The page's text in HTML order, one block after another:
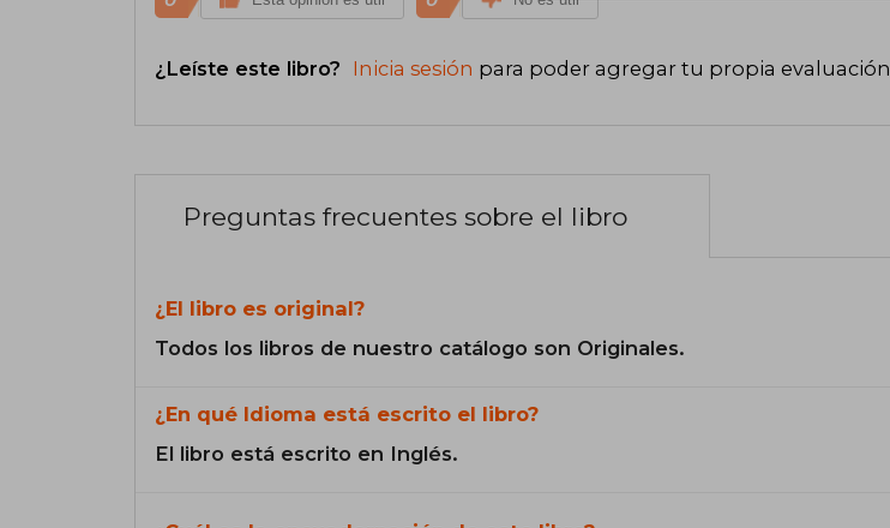
¿Leíste este libro? Inicia sesión para poder agregar tu propia evaluación
Preguntas frecuentes sobre el libro
¿El libro es original?
Todos los libros de nuestro catálogo son Originales.
¿En qué Idioma está escrito el libro?
El libro está escrito en Inglés.